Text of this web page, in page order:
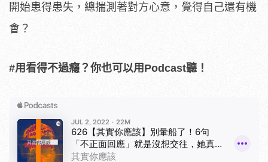
開始患得患失，總揣測著對方心意，覺得自己還有機
會？
#用看得不過癮？你也可以用Podcast聽！